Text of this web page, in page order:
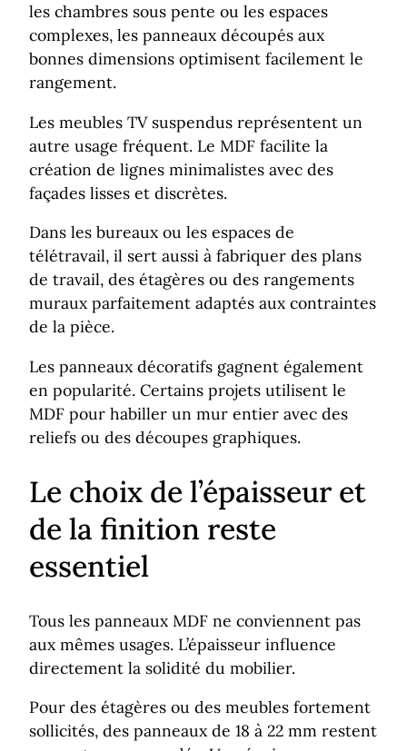
les chambres sous pente ou les espaces
complexes, les panneaux découpés aux
bonnes dimensions optimisent facilement le
rangement.
Les meubles TV suspendus représentent un
autre usage fréquent. Le MDF facilite la
création de lignes minimalistes avec des
façades lisses et discrètes.
Dans les bureaux ou les espaces de
télétravail, il sert aussi à fabriquer des plans
de travail, des étagères ou des rangements
muraux parfaitement adaptés aux contraintes
de la pièce.
Les panneaux décoratifs gagnent également
en popularité. Certains projets utilisent le
MDF pour habiller un mur entier avec des
reliefs ou des découpes graphiques.
Le choix de l’épaisseur et
de la finition reste
essentiel
Tous les panneaux MDF ne conviennent pas
aux mêmes usages. L’épaisseur influence
directement la solidité du mobilier.
Pour des étagères ou des meubles fortement
sollicités, des panneaux de 18 à 22 mm restent